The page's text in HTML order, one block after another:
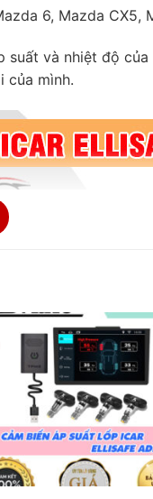
6, Mazda CX5,
và nhiệt độ
của mình.